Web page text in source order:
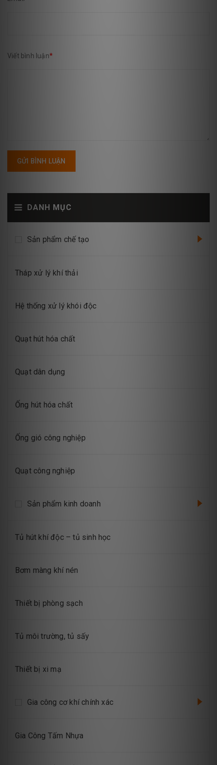
DANH MỤC
Sản phẩm chế tạo
Tháp xử lý khí thải
Hệ thống xử lý khói độc
Quạt hút hóa chất
Quạt dân dụng
Ống hút hóa chất
Ống gió công nghiệp
Quạt công nghiệp
Sản phẩm kinh doanh
Tủ hút khí độc – tủ sinh học
Bơm màng khí nén
Thiết bị phòng sạch
Tủ môi trường, tủ sấy
Thiết bị xi mạ
Gia công cơ khí chính xác
Gia Công Tấm Nhựa
Viết bình luận*
GỬI BÌNH LUẬN